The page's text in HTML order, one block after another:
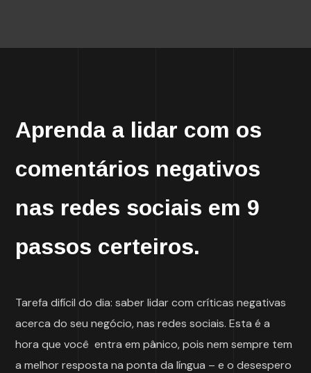
Aprenda a lidar com os
comentários negativos
nas redes sociais em 9
passos certeiros.
Tarefa difícil do dia: saber lidar com críticas negativas
acerca do seu negócio, nas redes sociais. Esta é a
hora que você entra em pânico, pois nem sempre tem
a melhor resposta na ponta da língua – e o desespero